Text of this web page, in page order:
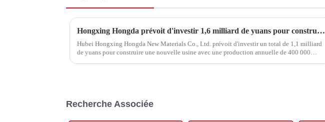
Hongxing Hongda prévoit d'investir 1,6 milliard de yuans pour construire une nouvelle usine de production d'émulsion d'une capacité de production de 510 000 tonnes par an.
Hubei Hongxing Hongda New Materials Co., Ltd. prévoit d'investir un total de 1,1 milliard
de yuans pour construire une nouvelle usine avec une production annuelle de 400 000
Recherche Associée